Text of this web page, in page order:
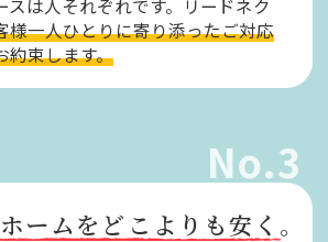
スは人それぞれです。リードネク
様一人ひとりに寄り添ったご対応
約束します。
No.3
ームをどこよりも安く。